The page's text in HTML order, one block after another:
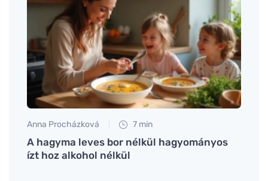
Anna Procházková 7 min
A hagyma leves bor nélkül hagyományos
ízt hoz alkohol nélkül